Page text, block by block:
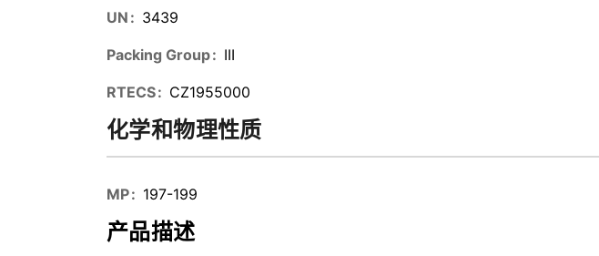
UN 3439
Packing Group III
RTECS CZ1955000
化学和物理性质
MP 197-199
产品描述